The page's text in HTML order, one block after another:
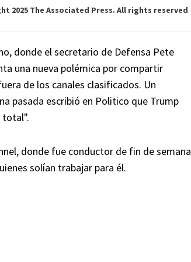
2025 The Associated Press. All rights reserved
donde el secretario de Defensa Pete
una nueva polémica por compartir
de los canales clasificados. Un
pasada escribió en Politico que Trump
total".
donde fue conductor de fin de semana
solían trabajar para él.